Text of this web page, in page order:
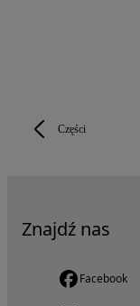
Części
Znajdź nas
Facebook